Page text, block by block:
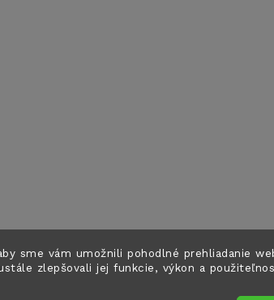
sme vám umožnili pohodlné prehliadanie
zlepšovali jej funkcie, výkon a